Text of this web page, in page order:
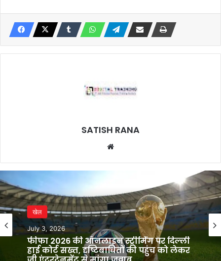
SATISH RANA
खेल
July 3, 2026
फीफा 2026 की ऑनलाइन स्ट्रीमिंग पर दिल्ली
हाई कोर्ट सख्त, दृष्टिबाधितों की पहुंच को लेकर